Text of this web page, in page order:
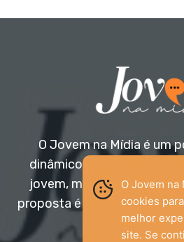
O Jovem na Mídia é um
dinâmico e acessível,
jovem, mas aberto a todas
proposta é trazer
olhar
O Jovem
cookies
melhor
site. Se